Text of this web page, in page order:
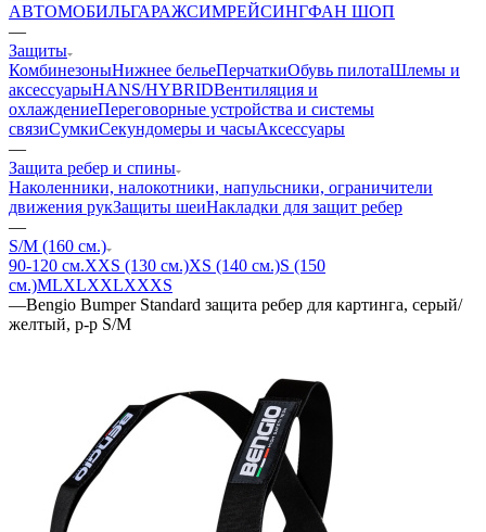
АВТОМОБИЛЬГАРАЖСИМРЕЙСИНГФАН ШОП
—
Защиты
КомбинезоныНижнее бельеПерчаткиОбувь пилотаШлемы и
аксессуарыHANS/HYBRIDВентиляция и
охлаждениеПереговорные устройства и системы
связиСумкиСекундомеры и часыАксессуары
—
Защита ребер и спины
Наколенники, налокотники, напульсники, ограничители
движения рукЗащиты шеиНакладки для защит ребер
—
S/M (160 см.)
90-120 см.XXS (130 см.)XS (140 см.)S (150
см.)MLXLXXLXXXS
—Bengio Bumper Standard защита ребер для картинга, серый/
желтый, р-р S/M